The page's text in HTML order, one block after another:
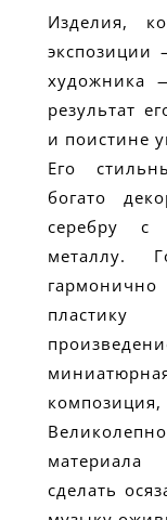
Изделия,
экспозиции
художника
результат
и поистине
Его
богато
серебру с
металлу.
сделать